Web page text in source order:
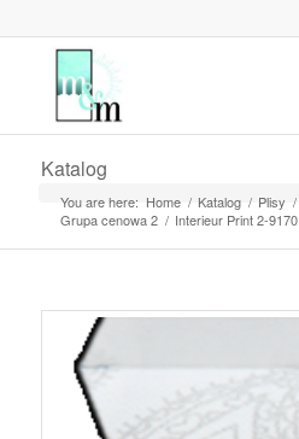
Katalog
You are here: Home / Katalog / Plisy /
Grupa cenowa 2 / Interieur Print 2-9170